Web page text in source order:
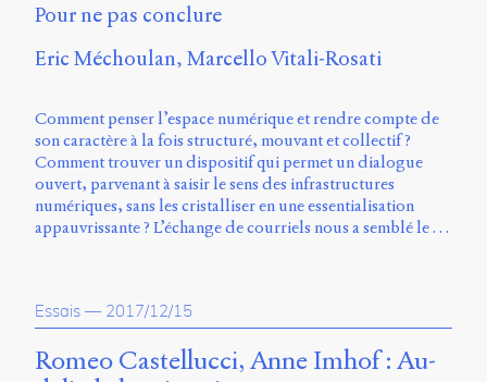
En
ligne
Université
de
Sherbrooke
Campus
de
B1-
12723
150
Pl.
Pour ne pas conclure
Eric Méchoulan Marcello Vitali-Rosati
Comment penser l’espace numérique et rendre compte de
son caractère à la fois structuré, mouvant et collectif ?
Comment trouver un dispositif qui permet un dialogue
ouvert, parvenant à saisir le sens des infrastructures
numériques, sans les cristalliser en une essentialisation
appauvrissante ? L’échange de courriels nous a semblé le …
Essais — 2017/12/15
Romeo Castellucci, Anne Imhof : Au-